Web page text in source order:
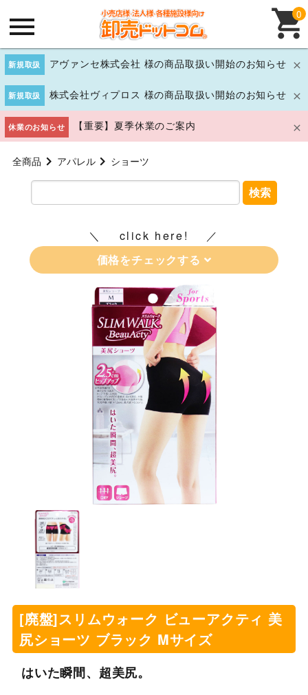
新規取扱 アヴァンセ株式会社 様の商品取扱い開始のお知らせ
新規取扱 株式会社ヴィプロス 様の商品取扱い開始のお知らせ
休業のお知らせ 【重要】夏季休業のご案内
0
全商品 アパレル ショーツ
検索
click here!
価格をチェックする
[廃盤]スリムウォーク ビューアクティ 美
尻ショーツ ブラック Mサイズ
はいた瞬間、超美尻。